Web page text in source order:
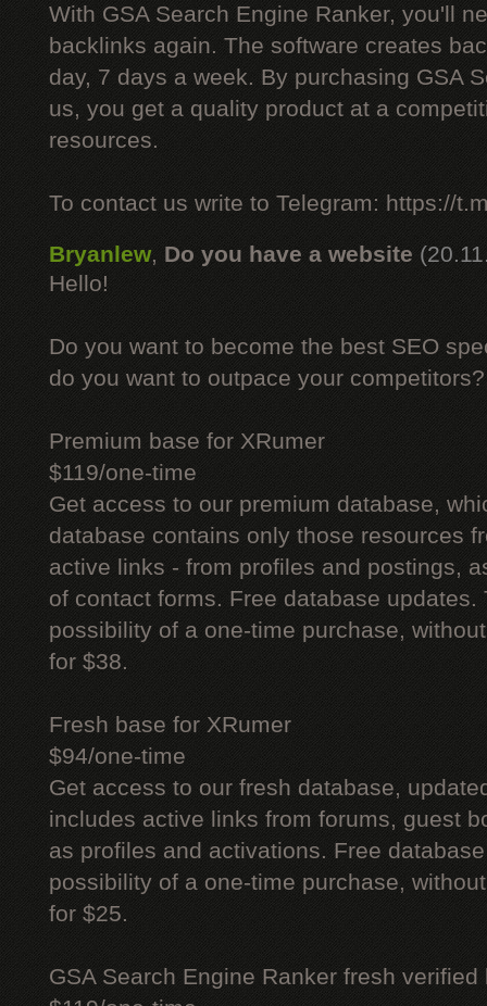
With GSA Search Engine Ranker, you'll
backlinks again. The software creates
day, 7 days a week. By purchasing GSA
us, you get a quality product at a
resources.
To contact us write to Telegram: https://
Bryanlew, Do you have a website
Hello!
Do you want to become the best SEO
do you want to outpace your competitors?
Premium base for XRumer
$119/one-time
Get access to our premium database,
database contains only those resources
active links - from profiles and postings,
of contact forms. Free database updates.
possibility of a one-time purchase,
for $38.
Fresh base for XRumer
$94/one-time
Get access to our fresh database,
includes active links from forums, guest
as profiles and activations. Free
possibility of a one-time purchase,
for $25.
GSA Search Engine Ranker fresh verified